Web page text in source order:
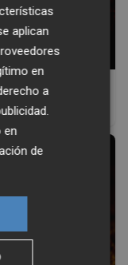
aplican
en
a
.
en
de